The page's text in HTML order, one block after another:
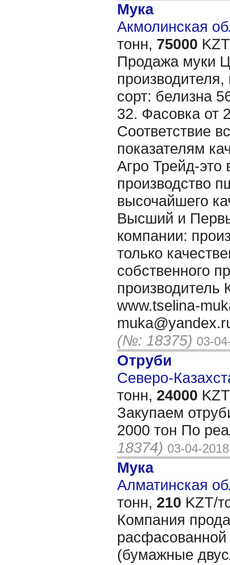
Мука
Акмолинская
тонн, 75000
Продажа муки
производителя,
сорт: белизна
32. Фасовка от
Соответствие
показателям
Агро Трейд-это
производство
высочайшего
Высший и
компании:
только
собственного
производитель
www.tselina-
(№: 18375) 03-
Отруби
Северо-
тонн, 24000
Закупаем
2000 тон По
18374) 03-04-2018
Мука
Алматинская
тонн, 210 KZT/
Компания
расфасованной
(бумажные